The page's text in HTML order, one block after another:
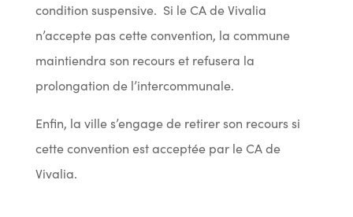
condition suspensive. Si le CA de Vivalia
n’accepte pas cette convention, la commune
maintiendra son recours et refusera la
prolongation de l’intercommunale.
Enfin, la ville s’engage de retirer son recours si
cette convention est acceptée par le CA de
Vivalia.